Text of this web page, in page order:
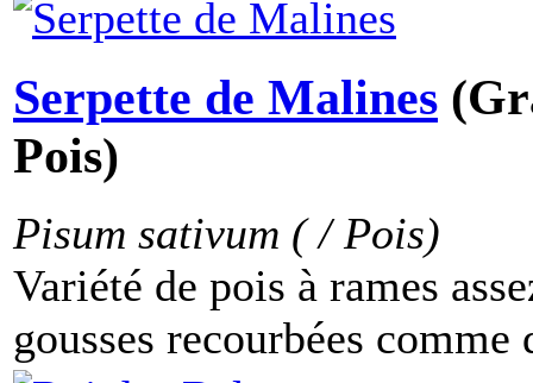
Serpette de Malines
Pois)
Pisum sativum ( / Pois)
Variété de pois à rames
gousses recourbées comme